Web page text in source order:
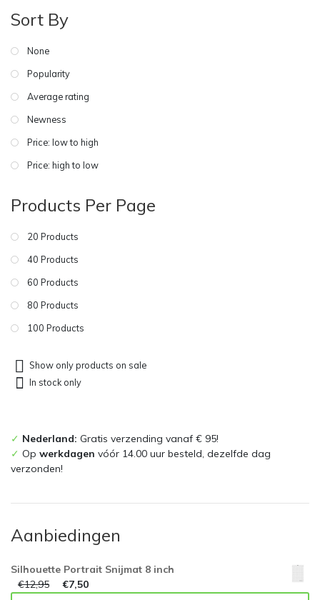
Sort By
None
Popularity
Average rating
Newness
Price: low to high
Price: high to low
Products Per Page
20 Products
40 Products
60 Products
80 Products
100 Products
Show only products on sale
In stock only
✓ Nederland: Gratis verzending vanaf € 95!
✓ Op werkdagen vóór 14.00 uur besteld, dezelfde dag
verzonden!
Aanbiedingen
Silhouette Portrait Snijmat 8 inch
€12,95 €7,50